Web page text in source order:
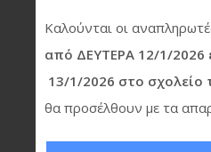
Καλούνται οι
από ΔΕΥΤΕΡΑ 12/1/2026
13/1/2026 στο σχολείο
θα προσέλθουν με τα